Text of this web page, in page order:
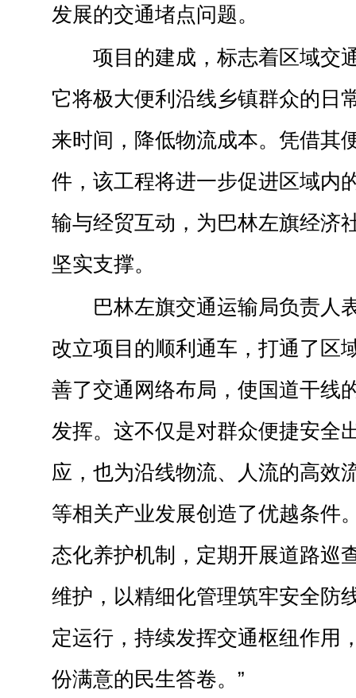
发展的交通堵点问题。
项目的建成，标志着区域交
它将极大便利沿线乡镇群众的日
来时间，降低物流成本。凭借其
件，该工程将进一步促进区域内
输与经贸互动，为巴林左旗经济
坚实支撑。
巴林左旗交通运输局负责人
改立项目的顺利通车，打通了区
善了交通网络布局，使国道干线
发挥。这不仅是对群众便捷安全
应，也为沿线物流、人流的高效
等相关产业发展创造了优越条件
态化养护机制，定期开展道路巡
维护，以精细化管理筑牢安全防
定运行，持续发挥交通枢纽作用
份满意的民生答卷。”